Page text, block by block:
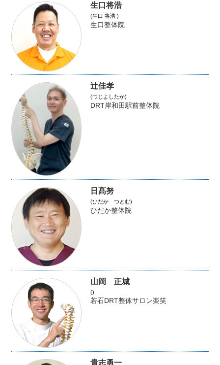
生口将浩
(生口 将浩 )
生口整体院
辻佳孝
(つじよしたか)
DRT岸和田駅前整体院
日髙努
(ひだか つとむ)
ひだか整体院
山岡 正城
()
若石DRT整体サロン楽笑
貴志勇一